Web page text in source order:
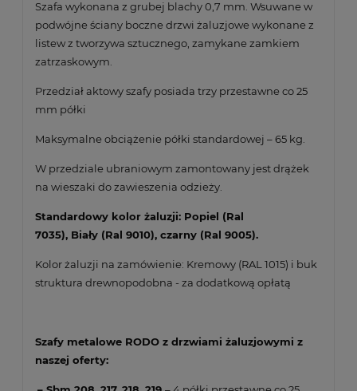
Szafa wykonana z grubej blachy 0,7 mm. Wsuwane w
podwójne ściany boczne drzwi żaluzjowe wykonane z
listew z tworzywa sztucznego, zamykane zamkiem
zatrzaskowym.
Przedział aktowy szafy posiada trzy przestawne co 25
mm półki
Maksymalne obciążenie półki standardowej – 65 kg.
W przedziale ubraniowym zamontowany jest drążek
na wieszaki do zawieszenia odzieży.
Standardowy kolor żaluzji: Popiel (Ral
7035), Biały (Ral 9010), czarny (Ral 9005).
Kolor żaluzji na zamówienie: Kremowy (RAL 1015) i buk
struktura drewnopodobna - za dodatkową opłatą
Szafy metalowe RODO z drzwiami żaluzjowymi z
naszej oferty: